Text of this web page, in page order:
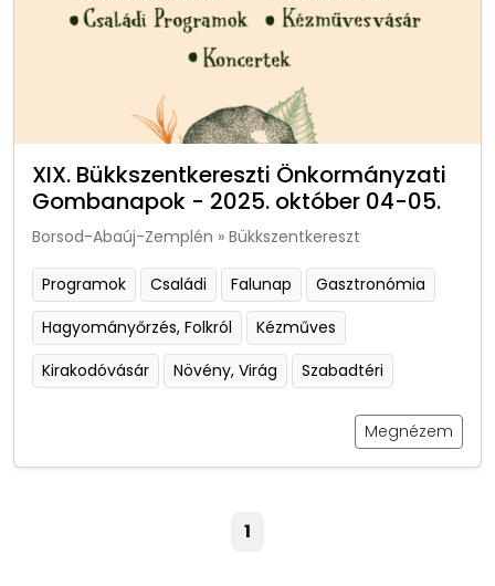
XIX. Bükkszentkereszti Önkormányzati
Gombanapok - 2025. október 04-05.
Borsod-Abaúj-Zemplén » Bükkszentkereszt
Programok Családi Falunap
Gasztronómia
Hagyományőrzés, Folkról
Kézműves
Kirakodóvásár
Növény, Virág Szabadtéri
Megnézem
1